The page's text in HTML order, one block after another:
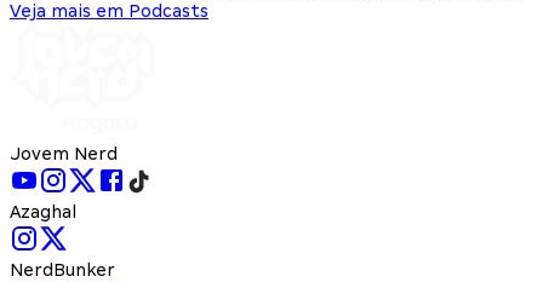
Veja mais em Podcasts
Jovem Nerd
Azaghal
NerdBunker